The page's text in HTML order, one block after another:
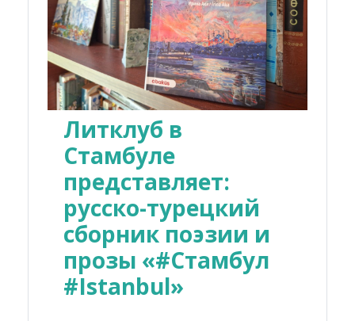
Литклуб в
Стамбуле
представляет:
русско-турецкий
сборник поэзии и
прозы «#Стамбул
#Istanbul»